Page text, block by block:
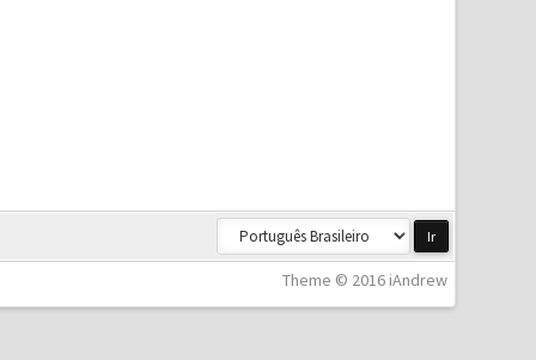
Theme © 2016 iAndrew